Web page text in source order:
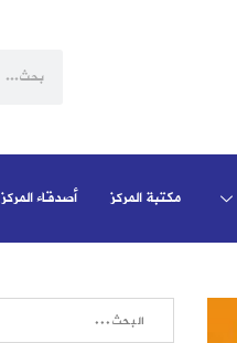
مكتبة المركز أصدقاء المركز